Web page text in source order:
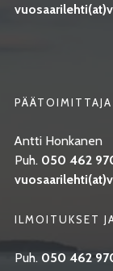
PÄÄTOIMITTAJA
Antti Honkanen
Puh. 050 462
ILMOITUKSET
Puh. 050 462